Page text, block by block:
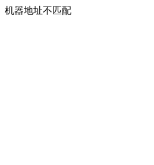
机器地址不匹配